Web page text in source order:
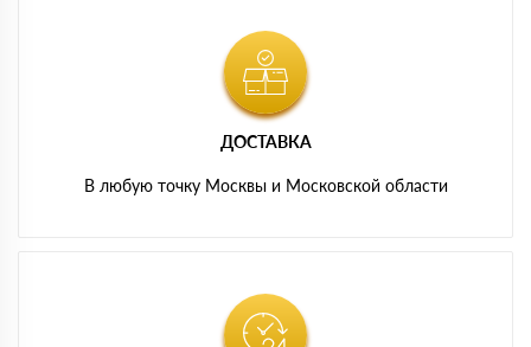
ДОСТАВКА
В любую точку Москвы и Московской области